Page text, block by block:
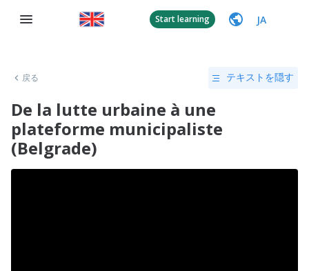
Start learning JA
戻る テキストを隠す
De la lutte urbaine à une
plateforme municipaliste
(Belgrade)